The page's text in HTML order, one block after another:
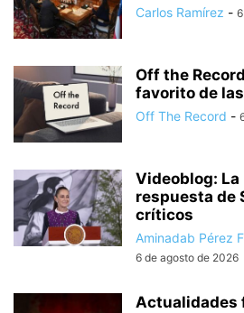
Carlos Ramírez -
Off the
favorito de
Off The Record -
Videoblog: La
respuesta de
críticos
Aminadab Pérez
6 de agosto de 2026
Actualidades